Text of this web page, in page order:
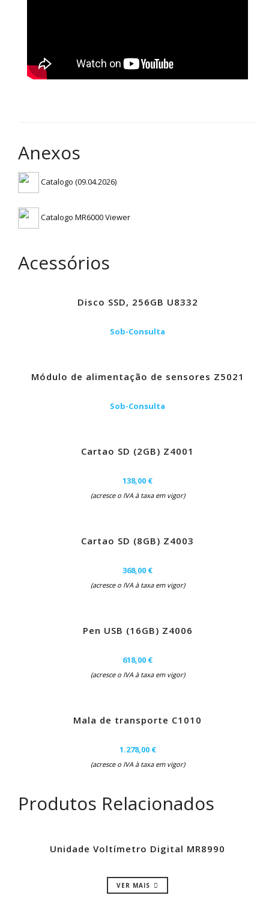
Anexos
Catalogo (09.04.2026)
Catalogo MR6000 Viewer
Acessórios
Disco SSD, 256GB U8332
Sob-Consulta
Módulo de alimentação de sensores Z5021
Sob-Consulta
Cartao SD (2GB) Z4001
138,00 €
(acresce o IVA à taxa em vigor)
Cartao SD (8GB) Z4003
368,00 €
(acresce o IVA à taxa em vigor)
Pen USB (16GB) Z4006
618,00 €
(acresce o IVA à taxa em vigor)
Mala de transporte C1010
1.278,00 €
(acresce o IVA à taxa em vigor)
Produtos Relacionados
Unidade Voltímetro Digital MR8990
VER MAIS